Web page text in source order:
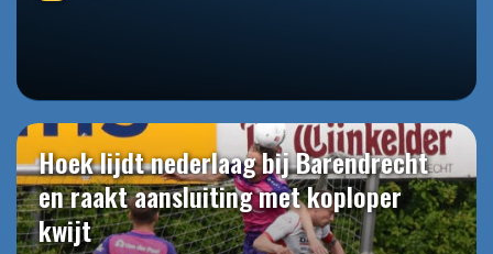
Hoek lijdt nederlaag bij Barendrecht
en raakt aansluiting met koploper
kwijt